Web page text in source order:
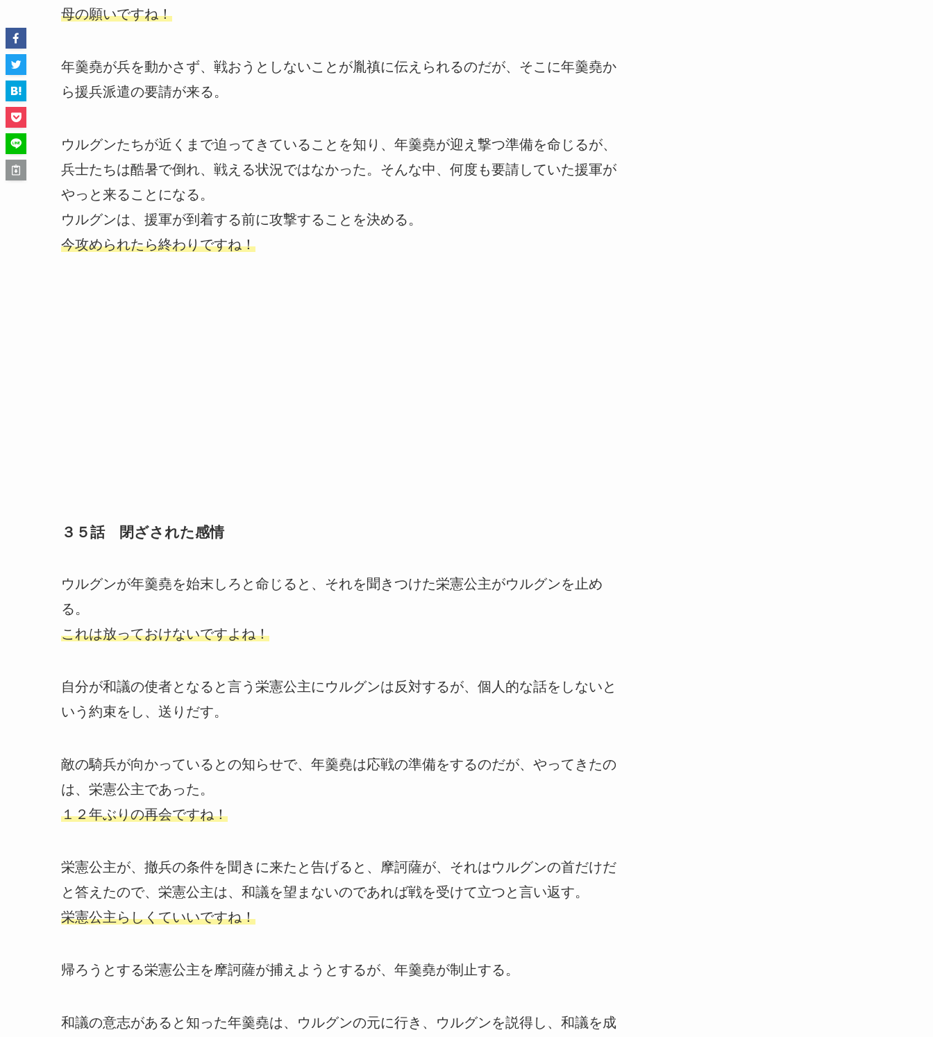
母の願いですね！
年羹堯が兵を動かさず、戦おうとしないことが胤禛に伝えられるのだが、そこに年羹堯か
ら援兵派遣の要請が来る。
ウルグンたちが近くまで迫ってきていることを知り、年羹堯が迎え撃つ準備を命じるが、
兵士たちは酷暑で倒れ、戦える状況ではなかった。そんな中、何度も要請していた援軍が
やっと来ることになる。
ウルグンは、援軍が到着する前に攻撃することを決める。
今攻められたら終わりですね！
３５話 閉ざされた感情
ウルグンが年羹堯を始末しろと命じると、それを聞きつけた栄憲公主がウルグンを止め
る。
これは放っておけないですよね！
自分が和議の使者となると言う栄憲公主にウルグンは反対するが、個人的な話をしないと
いう約束をし、送りだす。
敵の騎兵が向かっているとの知らせで、年羹堯は応戦の準備をするのだが、やってきたの
は、栄憲公主であった。
１２年ぶりの再会ですね！
栄憲公主が、撤兵の条件を聞きに来たと告げると、摩訶薩が、それはウルグンの首だけだ
と答えたので、栄憲公主は、和議を望まないのであれば戦を受けて立つと言い返す。
栄憲公主らしくていいですね！
帰ろうとする栄憲公主を摩訶薩が捕えようとするが、年羹堯が制止する。
和議の意志があると知った年羹堯は、ウルグンの元に行き、ウルグンを説得し、和議を成